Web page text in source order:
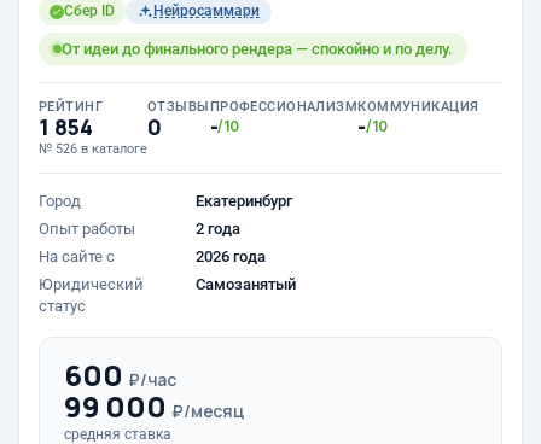
Сбер ID Нейросаммари
От идеи до финального рендера — спокойно и по делу.
РЕЙТИНГ
1 854
№ 526 в каталоге
ОТЗЫВЫ
0
ПРОФЕССИОНАЛИЗМ
-/10
КОММУНИКАЦИЯ
-/10
Город
Екатеринбург
Опыт работы
2 года
На сайте с
2026 года
Юридический
статус
Самозанятый
600 ₽/час
99 000 ₽/месяц
средняя ставка